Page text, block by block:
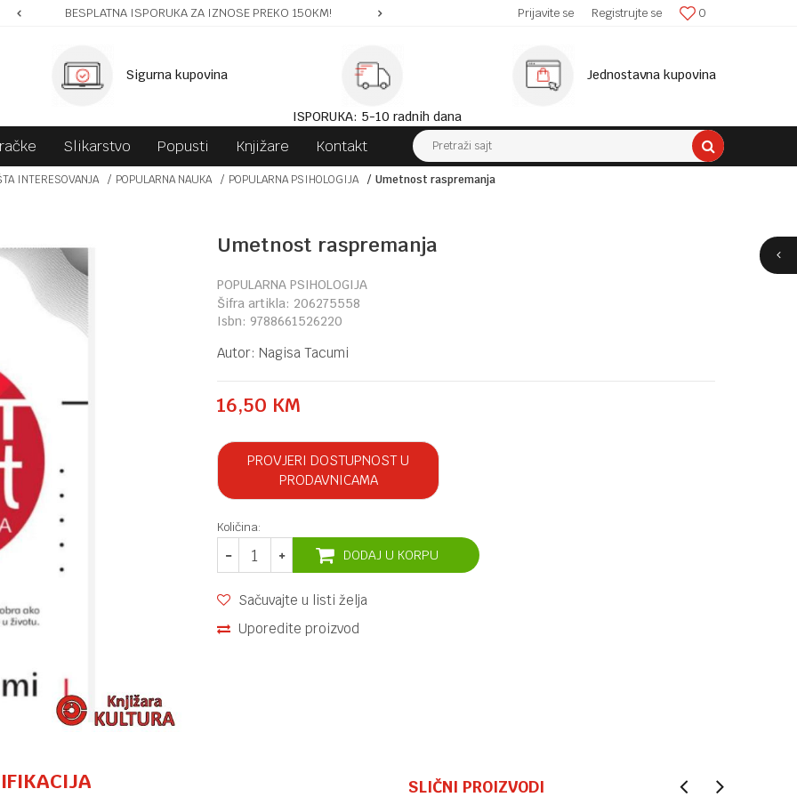
BESPLATNA ISPORUKA ZA IZNOSE PREKO 150KM! SIGURNA ISPORUKA! 0
Prijavite se Registrujte se
Sigurna kupovina
ISPORUKA: 5-10 radnih dana
Jednostavna kupovina
Slikarstvo Popusti Knjižare Kontakt Pretraži sajt
INTERESOVANJA POPULARNA NAUKA POPULARNA PSIHOLOGIJA Umetnost raspremanja
Umetnost raspremanja
POPULARNA PSIHOLOGIJA
Šifra artikla: 206275558
Isbn: 9788661526220
Autor: Nagisa Tacumi
16,50 KM
PROVJERI DOSTUPNOST U
PRODAVNICAMA
Količina:
DODAJ U KORPU
Sačuvajte u listi želja
Uporedite proizvod
SLIČNI PROIZVODI